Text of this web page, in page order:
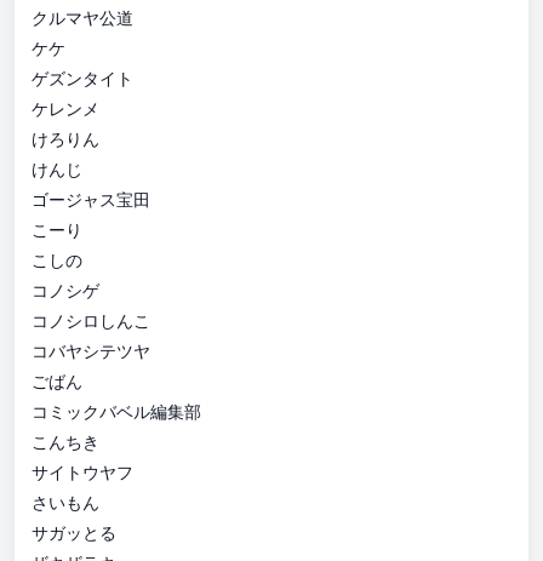
クルマヤ公道
ケケ
ゲズンタイト
ケレンメ
けろりん
けんじ
ゴージャス宝田
こーり
こしの
コノシゲ
コノシロしんこ
コバヤシテツヤ
ごばん
コミックバベル編集部
こんちき
サイトウヤフ
さいもん
サガッとる